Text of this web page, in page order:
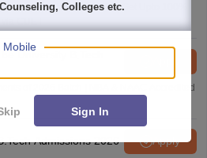
in India by NIRF | Get Upto 100%
CUET
University B.Tech
of 2026 Batch | NBA & NAAC Accredited
Admissions 2026 Apply
Colleges etc.
Mobile
Sign In